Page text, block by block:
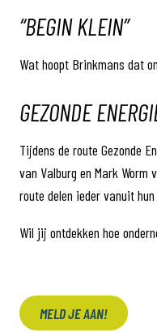
“BEGIN KLEIN”
Wat hoopt Brinkmans dat
GEZONDE
Tijdens de route Gezonde
van Valburg en Mark
route delen ieder vanuit
Wil jij ontdekken hoe
MELD JE AAN!